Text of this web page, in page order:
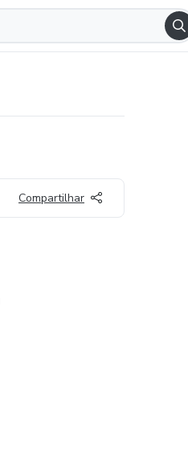
Compartilhar